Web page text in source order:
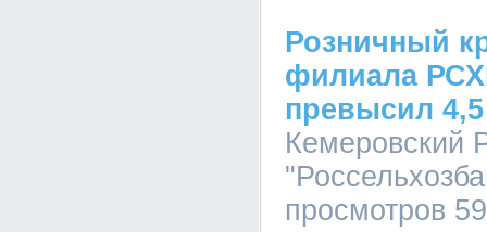
Розничный
филиала
превысил
Кемеровский
просмотров